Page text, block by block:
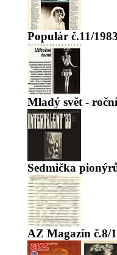
Populár č.11/
Mladý svět -
Sedmička
AZ Magazín č.8/